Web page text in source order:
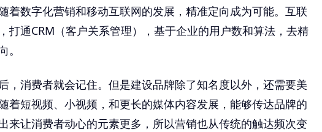
着数字化营销和移动互联网的发展，精准定向成为可能。互联
打通CRM（客户关系管理），基于企业的用户数和算法，去精
，消费者就会记住。但是建设品牌除了知名度以外，还需要美
着短视频、小视频，和更长的媒体内容发展，能够传达品牌的
来让消费者动心的元素更多，所以营销也从传统的触达频次变